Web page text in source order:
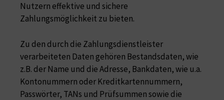
Nutzern effektive und sichere
Zahlungsmöglichkeit zu bieten.
Zu den durch die Zahlungsdienstleister
verarbeiteten Daten gehören Bestandsdaten, wie
z.B. der Name und die Adresse, Bankdaten, wie u.a.
Kontonummern oder Kreditkartennummern,
Passwörter, TANs und Prüfsummen sowie die